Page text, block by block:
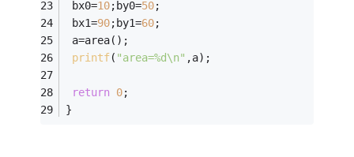
bx0=10;by0=50;
bx1=90;by1=60;
a=area();
printf( "area=%d\n" ,a);
return 0;
}